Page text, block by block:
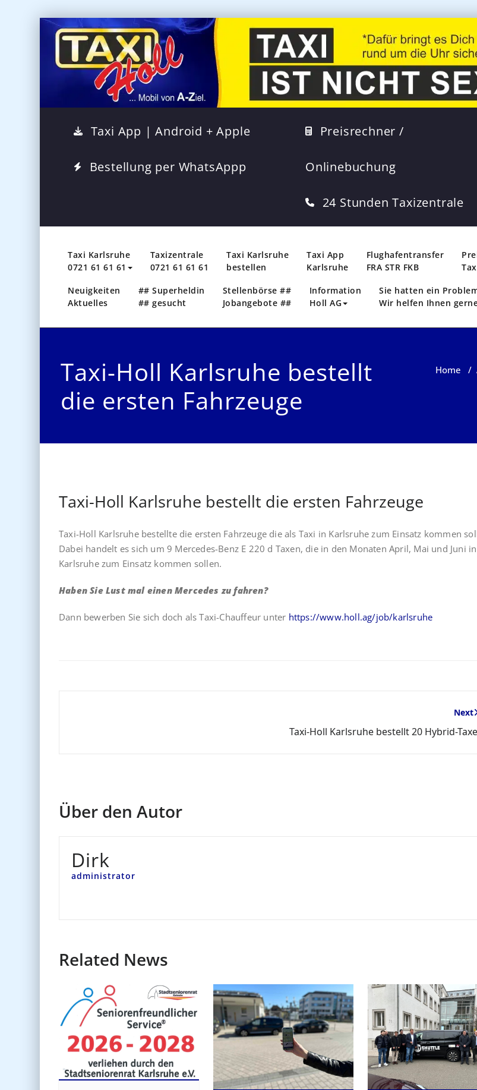
Taxi App | Android + Apple
Bestellung per WhatsAppp
Preisrechner /
Onlinebuchung
24 Stunden Taxizentrale
Taxi Karlsruhe
0721 61 61 61
Taxizentrale
0721 61 61 61
Taxi Karlsruhe
bestellen
Taxi App
Karlsruhe
Flughafentransfer
FRA STR FKB
Neuigkeiten
Aktuelles
## Superheldin
## gesucht
Stellenbörse ##
Jobangebote ##
Information
Holl AG
Sie hatten ein
Wir helfen Ihnen
Taxi-Holl Karlsruhe bestellt
die ersten Fahrzeuge
Home /
Taxi-Holl Karlsruhe bestellt die ersten Fahrzeuge
Taxi-Holl Karlsruhe bestellte die ersten Fahrzeuge die als Taxi in Karlsruhe zum Einsatz kommen
Dabei handelt es sich um 9 Mercedes-Benz E 220 d Taxen, die in den Monaten April, Mai und Juni in
Karlsruhe zum Einsatz kommen sollen.
Haben Sie Lust mal einen Mercedes zu fahren?
Dann bewerben Sie sich doch als Taxi-Chauffeur unter https://www.holl.ag/job/karlsruhe
Next
Taxi-Holl Karlsruhe bestellt 20 Hybrid-
Über den Autor
Dirk
administrator
Related News